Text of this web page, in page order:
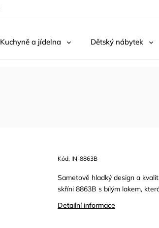
Kuchyně a jídelna Dětský nábytek
Kód: IN-8863B
Sametově hladký design a
skříni 8863B s bílým lakem,
Detailní informace